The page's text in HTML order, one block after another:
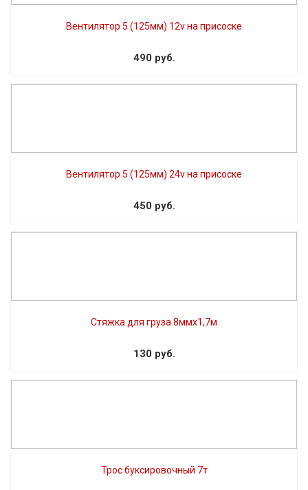
Вентилятор 5 (125мм) 12v на присоске
490 руб.
Вентилятор 5 (125мм) 24v на присоске
450 руб.
Стяжка для груза 8ммх1,7м
130 руб.
Трос буксировочный 7т